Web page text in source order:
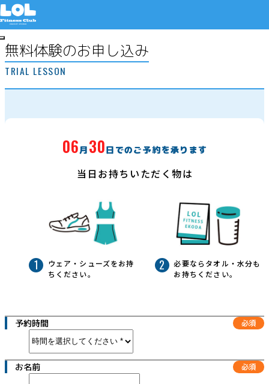
無料体験申し込み
ご利用者様の声
はじめての方へ
料金について
マシンについて
スタッフの紹介
よくある質問
お問い合わせ
無料体験のお申し込み
TRIAL LESSON
06月 30日でのご予約を承ります
当日お持ちいただく物は
ウェア・シューズをお持
ちください。
必要ならタオル・水分も
お持ちください。
予約時間
お名前